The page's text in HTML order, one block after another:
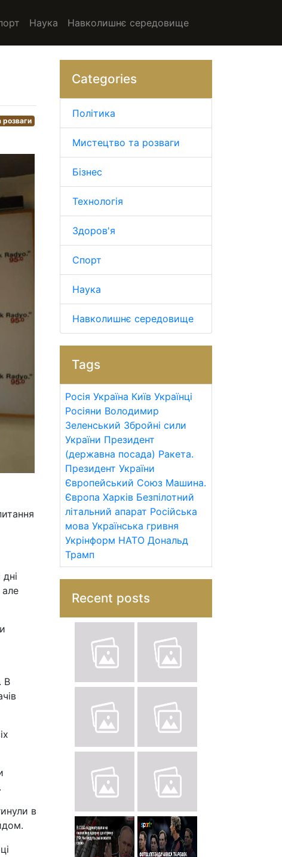
Наука Навколишнє середовище
але
В
в
Categories
Політика
Мистецтво та розваги
Бізнес
Технологія
Здоров'я
Спорт
Наука
Навколишнє середовище
Tags
Росія Україна Київ Українці
Росіяни Володимир
Зеленський Збройні сили
України Президент
(державна посада) Ракета.
Президент України
Європейський Союз Машина.
Європа Харків Безпілотний
літальний апарат Російська
мова Українська гривня
Укрінформ НАТО Дональд
Трамп
Recent posts